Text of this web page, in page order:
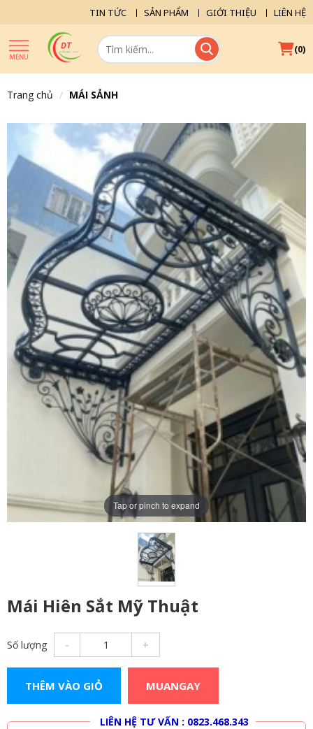
TIN TỨC SẢN PHẨM GIỚI THIỆU LIÊN HỆ
(0)
Trang chủ MÁI SẢNH
Tap or pinch to expand
Mái Hiên Sắt Mỹ Thuật
Số lượng - +
THÊM VÀO GIỎ MUANGAY
LIÊN HỆ MUA HÀNG
LIÊN HỆ TƯ VẤN : 0823.468.343